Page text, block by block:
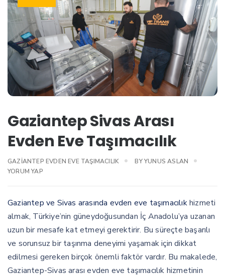
Gaziantep Sivas Arası
Evden Eve Taşımacılık
GAZIANTEP EVDEN EVE TAŞIMACILIK BYYUNUS ASLAN
YORUM YAP
Gaziantep ve Sivas arasında evden eve taşımacılıkhizmeti
almak, Türkiye’nin güneydoğusundan İç Anadolu’ya uzanan
uzun bir mesafe kat etmeyi gerektirir. Bu süreçte başarılı
ve sorunsuz bir taşınma deneyimi yaşamak için dikkat
edilmesi gereken birçok önemli faktör vardır. Bu makalede,
Gaziantep-Sivas arası evden eve taşımacılık hizmetinin